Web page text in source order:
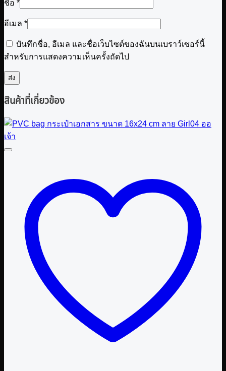
ชื่อ *
อีเมล *
บันทึกชื่อ, อีเมล และชื่อเว็บไซต์ของฉันบนเบราว์เซอร์นี้
สำหรับการแสดงความเห็นครั้งถัดไป
สินค้าที่เกี่ยวข้อง